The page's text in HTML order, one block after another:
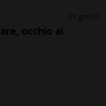
1 gior 7
occhio ai